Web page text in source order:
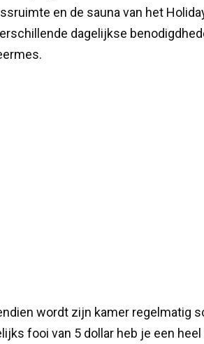
en de sauna van het
dagelijkse
wordt zijn kamer regelmatig
fooi van 5 dollar heb je een